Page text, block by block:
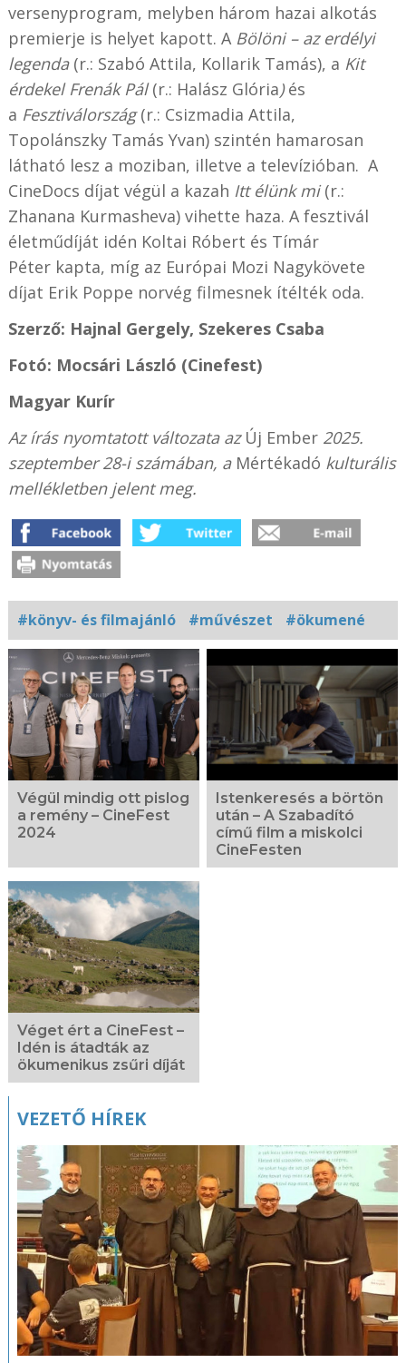
versenyprogram, melyben három hazai alkotás
premierje is helyet kapott. A Bölöni – az erdélyi
legenda (r.: Szabó Attila, Kollarik Tamás), a Kit
érdekel Frenák Pál(r.: Halász Glória)és
a Fesztiválország(r.: Csizmadia Attila,
Topolánszky Tamás Yvan) szintén hamarosan
látható lesz a moziban, illetve a televízióban. A
CineDocs díjat végül a kazah Itt élünk mi(r.:
Zhanana Kurmasheva) vihette haza. A fesztivál
életműdíját idén Koltai Róbert és Tímár
Péter kapta, míg az Európai Mozi Nagykövete
díjat Erik Poppe norvég filmesnek ítélték oda.
Szerző: Hajnal Gergely, Szekeres Csaba
Fotó: Mocsári László (Cinefest)
Magyar Kurír
Az írás nyomtatott változata az Új Ember2025.
szeptember 28-i számában, a Mértékadó kulturális
mellékletben jelent meg.
#könyv- és filmajánló #művészet #ökumené
Kapcsolódó
fotógaléria
Végül mindig ott pislog
a remény – CineFest
2024
Istenkeresés a börtön
után – A Szabadító
című film a miskolci
CineFesten
Véget ért a CineFest –
Idén is átadták az
ökumenikus zsűri díját
VEZETŐ HÍREK